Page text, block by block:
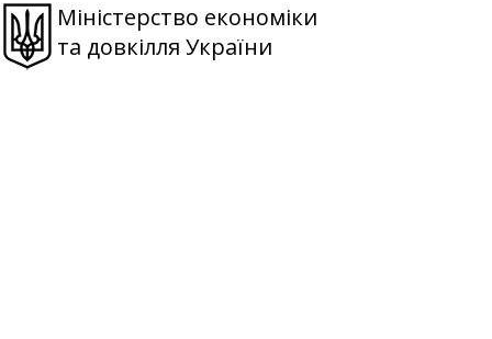
Міністерство економіки
та довкілля України